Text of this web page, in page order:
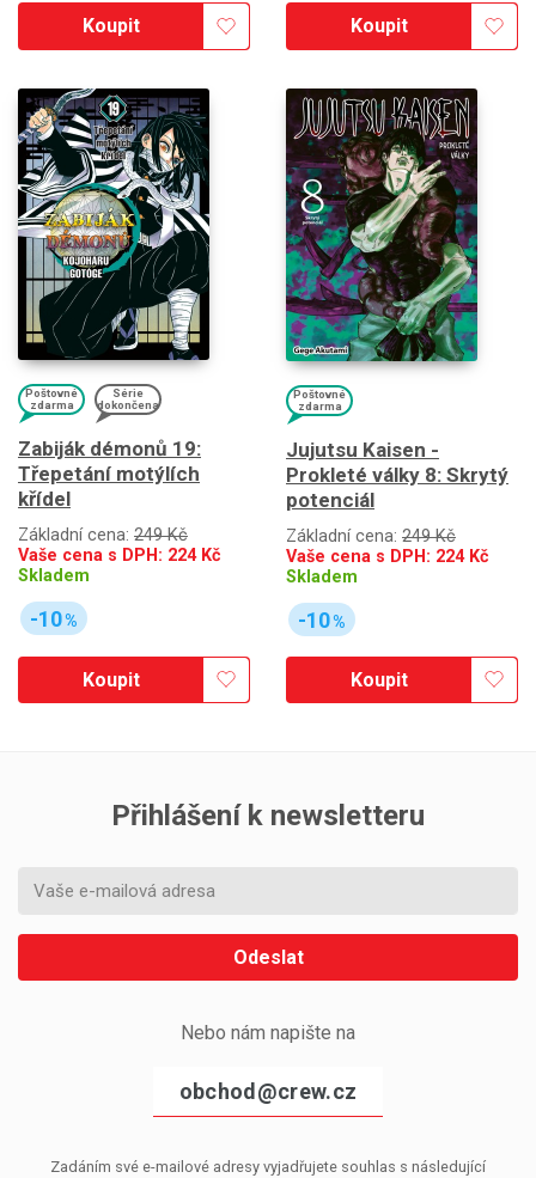
Koupit Koupit
Poštovné
zdarma
Série
dokončena
Zabiják démonů 19:
Třepetání motýlích
křídel
Základní cena: 249 Kč
Vaše cena s DPH: 224Kč
Skladem
-10%
Koupit
Poštovné
zdarma
Jujutsu Kaisen -
Prokleté války 8: Skrytý
potenciál
Základní cena: 249 Kč
Vaše cena s DPH: 224Kč
Skladem
-10%
Koupit
Přihlášení k newsletteru
Odeslat
Nebo nám napište na
obchod@crew.cz
Zadáním své e-mailové adresy vyjadřujete souhlas s následující